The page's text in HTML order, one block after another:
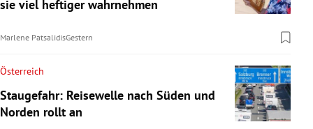
sie viel heftiger wahrnehmen
Marlene PatsalidisGestern
Österreich
Staugefahr: Reisewelle nach Süden und
Norden rollt an